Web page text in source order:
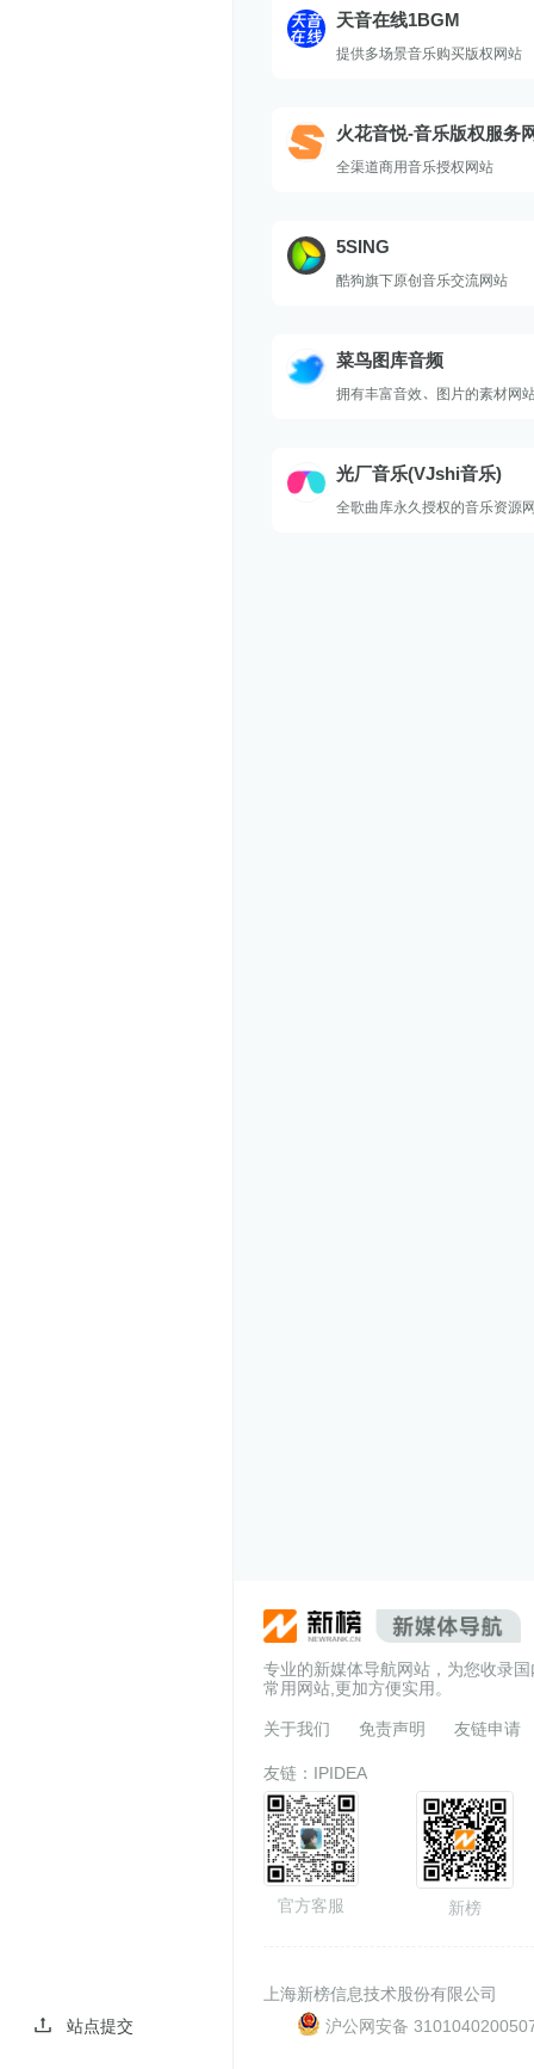
站点提交
天音在线1BGM
提供多场景音乐购买版权网站
火花音悦-音乐版权服务
版音乐好听不贵
全渠道商用音乐授权网站
5SING
酷狗旗下原创音乐交流网站
菜鸟图库音频
拥有丰富音效、图片的素材网
光厂音乐(VJshi音乐)
全歌曲库永久授权的音乐资源
专业的新媒体导航网站，为您收录
常用网站,更加方便实用。
关于我们 免责声明 友链申请
友链： IPIDEA
官方客服 新榜
上海新榜信息技术股份有限公司
沪公网安备